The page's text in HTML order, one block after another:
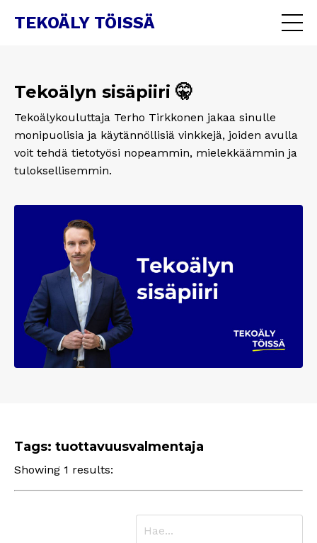
TEKOÄLY TÖISSÄ
Tekoälyn sisäpiiri 🤫
Tekoälykouluttaja Terho Tirkkonen jakaa sinulle
monipuolisia ja käytännöllisiä vinkkejä, joiden avulla
voit tehdä tietotyösi nopeammin, mielekkäämmin ja
tuloksellisemmin.
Tags: tuottavuusvalmentaja
Showing 1 results: